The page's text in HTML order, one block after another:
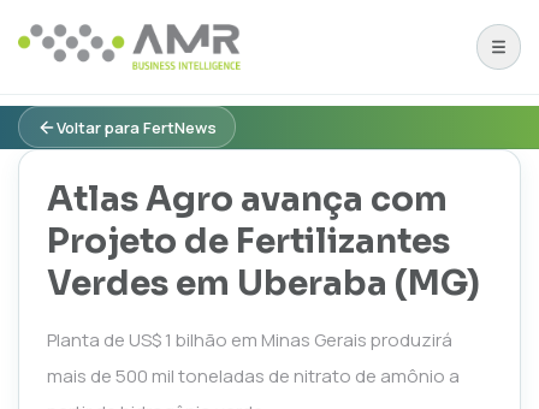
Voltar para FertNews
Atlas Agro avança com
Projeto de Fertilizantes
Verdes em Uberaba (MG)
Planta de US$ 1 bilhão em Minas Gerais produzirá
mais de 500 mil toneladas de nitrato de amônio a